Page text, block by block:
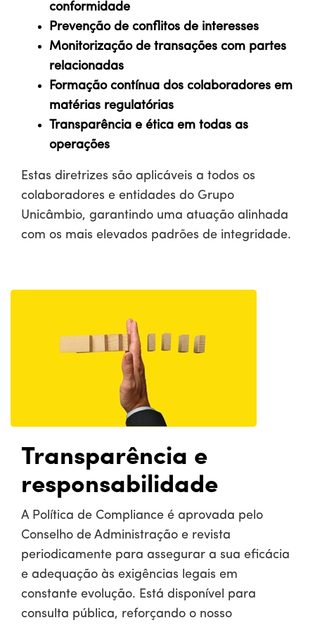
conformidade
Prevenção de conflitos de interesses
Monitorização de transações com partes
relacionadas
Formação contínua dos colaboradores em
matérias regulatórias
Transparência e ética em todas as
operações
Estas diretrizes são aplicáveis a todos os
colaboradores e entidades do Grupo
Unicâmbio, garantindo uma atuação alinhada
com os mais elevados padrões de integridade.
Transparência e
responsabilidade
A Política de Compliance é aprovada pelo
Conselho de Administração e revista
periodicamente para assegurar a sua eficácia
e adequação às exigências legais em
constante evolução. Está disponível para
consulta pública, reforçando o nosso